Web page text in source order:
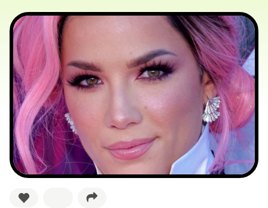
Новости
Лучшее
Тесты
Секспросвет
Великие женщины
Тренды